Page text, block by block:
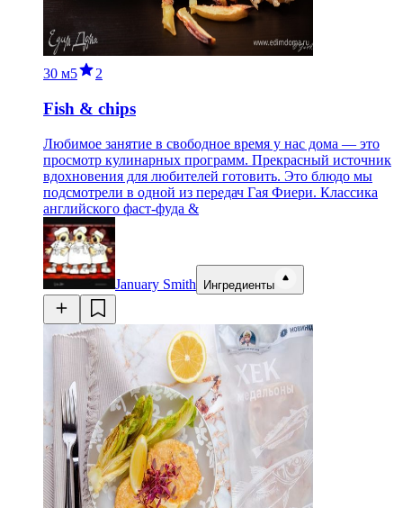
30 м5 2
Fish & chips
Любимое занятие в свободное время у нас дома — это
просмотр кулинарных программ. Прекрасный источник
вдохновения для любителей готовить. Это блюдо мы
подсмотрели в одной из передач Гая Фиери. Классика
английского фаст-фуда &
January Smith Ингредиенты